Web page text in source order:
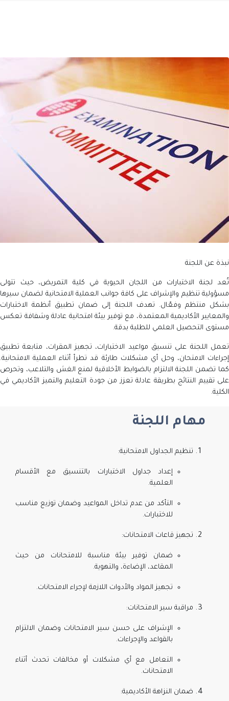
عن اللجنة
الاختبارات من اللجان الحيوية في كلية التمريض، حيث تتولى
تنظيم والإشراف على كافة جوانب العملية الامتحانية لضمان سيرها
منتظم وفعّال. تهدف اللجنة إلى ضمان تطبيق أنظمة الاختبارات
الأكاديمية المعتمدة، مع توفير بيئة امتحانية عادلة وشفافة تعكس
التحصيل العلمي للطلبة بدقة.
اللجنة على تنسيق مواعيد الاختبارات، تجهيز المقرات، متابعة تطبيق
الامتحان، وحل أي مشكلات طارئة قد تطرأ أثناء العملية الامتحانية.
اللجنة الالتزام بالضوابط الأخلاقية لمنع الغش والتلاعب، وتحرص
النتائج بطريقة عادلة تعزز من جودة التعليم والتميز الأكاديمي في
مهام اللجنة
تنظيم الجداول الامتحانية:
إعداد جداول الاختبارات بالتنسيق مع الأقسام
العلمية.
التأكد من عدم تداخل المواعيد وضمان توزيع مناسب
للاختبارات.
تجهيز قاعات الامتحانات:
ضمان توفير بيئة مناسبة للامتحانات من حيث
المقاعد، الإضاءة، والتهوية.
تجهيز المواد والأدوات اللازمة لإجراء الامتحانات.
مراقبة سير الامتحانات:
الإشراف على حسن سير الامتحانات وضمان الالتزام
بالقواعد والإجراءات.
التعامل مع أي مشكلات أو مخالفات تحدث أثناء
الامتحانات.
ضمان النزاهة الأكاديمية: